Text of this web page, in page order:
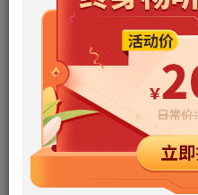
立
您当前未登录
Lavender Haze.flac
Maroon.flac
Anti-Hero.flac